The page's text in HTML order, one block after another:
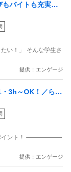
バイトも充実！
喫しよう！
い！」 そんな学生さ
提供：エンゲージ
3h～OK！／らあ
ント！ ――――――
提供：エンゲージ